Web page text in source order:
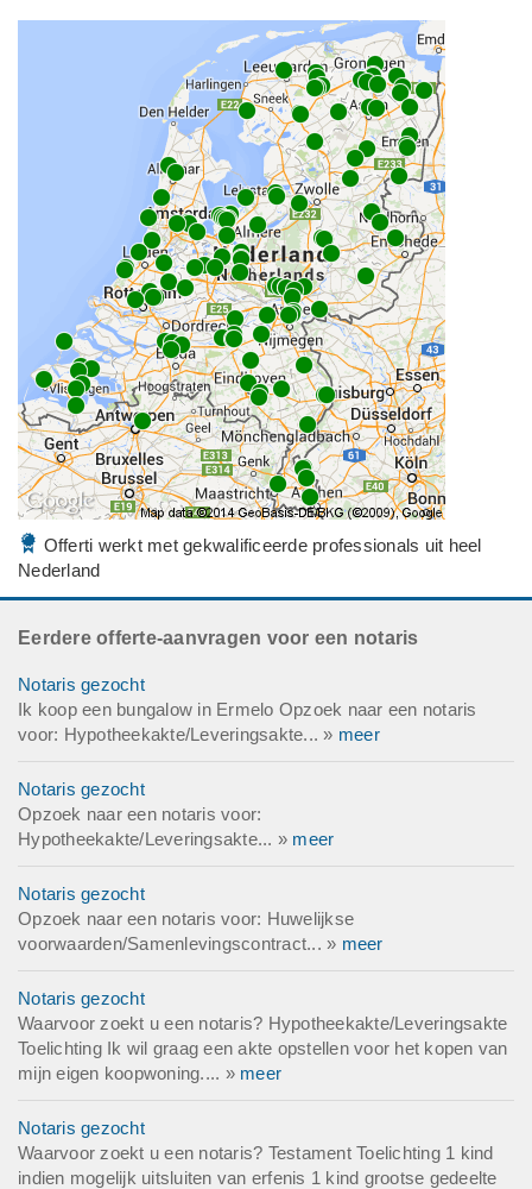
Offerti werkt met gekwalificeerde professionals uit heel
Nederland
Eerdere offerte-aanvragen voor een notaris
Notaris gezocht
Ik koop een bungalow in Ermelo Opzoek naar een notaris
voor: Hypotheekakte/Leveringsakte... » meer
Notaris gezocht
Opzoek naar een notaris voor:
Hypotheekakte/Leveringsakte... » meer
Notaris gezocht
Opzoek naar een notaris voor: Huwelijkse
voorwaarden/Samenlevingscontract... » meer
Notaris gezocht
Waarvoor zoekt u een notaris? Hypotheekakte/Leveringsakte
Toelichting Ik wil graag een akte opstellen voor het kopen van
mijn eigen koopwoning.... » meer
Notaris gezocht
Waarvoor zoekt u een notaris? Testament Toelichting 1 kind
indien mogelijk uitsluiten van erfenis 1 kind grootse gedeelte